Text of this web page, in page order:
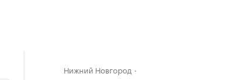
Нижний Новгород